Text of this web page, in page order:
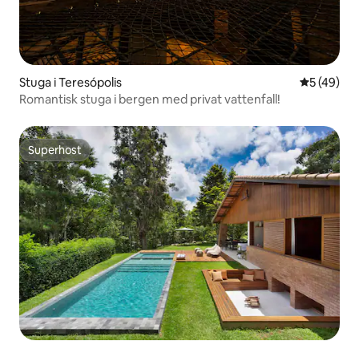
Stuga i Teresópolis 5 av 5 i
5 (49)
Romantisk stuga i bergen med privat vattenfall!
Superhost
Superhost